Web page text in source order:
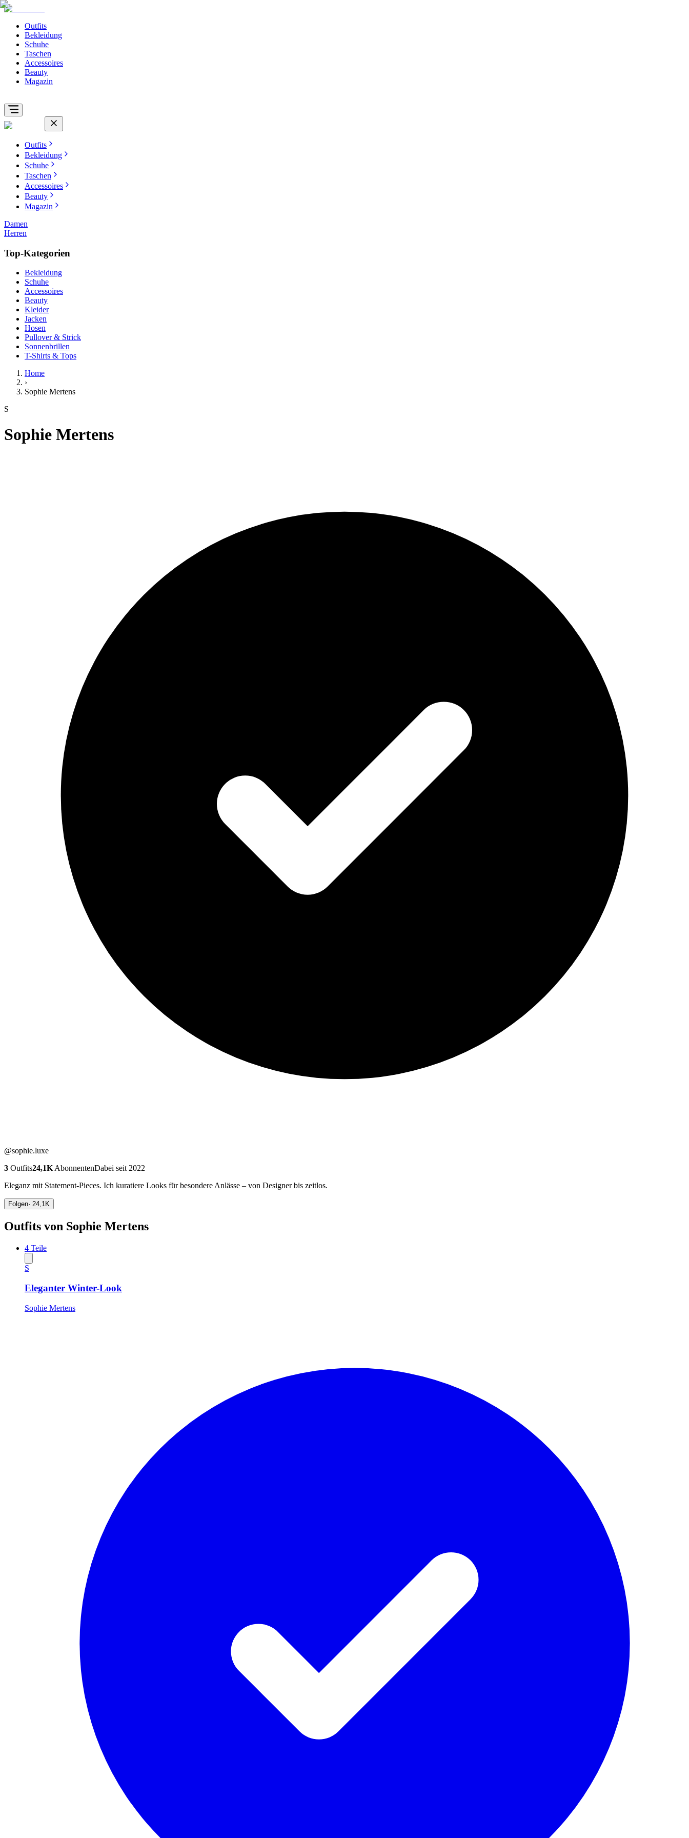
Outfits
Bekleidung
Schuhe
Taschen
Accessoires
Beauty
Magazin
Outfits
Bekleidung
Schuhe
Taschen
Accessoires
Beauty
Magazin
Damen
Herren
Top-Kategorien
Bekleidung
Schuhe
Accessoires
Beauty
Kleider
Jacken
Hosen
Pullover & Strick
Sonnenbrillen
T-Shirts & Tops
Home
›
Sophie Mertens
S
Sophie Mertens
@sophie.luxe
3 Outfits24,1K AbonnentenDabei seit 2022
Eleganz mit Statement-Pieces. Ich kuratiere Looks für besondere Anlässe – von Designer bis zeitlos.
Folgen· 24,1K
Outfits von Sophie Mertens
4 Teile
S
Eleganter Winter-Look
Sophie Mertens